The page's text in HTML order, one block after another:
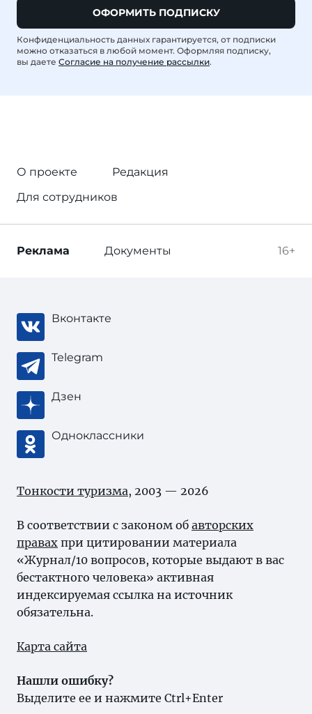
ОФОРМИТЬ ПОДПИСКУ
Конфиденциальность данных гарантируется, от подписки
можно отказаться в любой момент. Оформляя подписку,
вы даете Согласие на получение рассылки.
О проекте
Редакция
Для сотрудников
16+
Реклама Документы
Вконтакте
Telegram
Дзен
Одноклассники
Тонкости туризма, 2003 — 2026
В соответствии с законом об авторских
правах при цитировании материала
«Журнал/10 вопросов, которые выдают в вас
бестактного человека» активная
индексируемая ссылка на источник
обязательна.
Карта сайта
Нашли ошибку?
Выделите ее и нажмите Ctrl+Enter